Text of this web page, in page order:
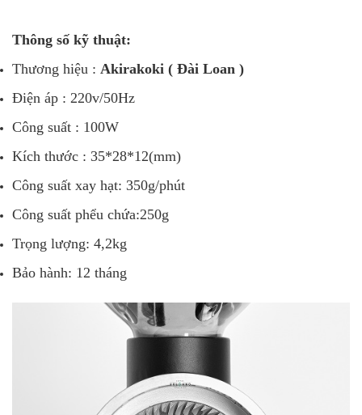
Thông số kỹ thuật:
Thương hiệu : Akirakoki ( Đài Loan )
Điện áp : 220v/50Hz
Công suất : 100W
Kích thước : 35*28*12(mm)
Công suất xay hạt: 350g/phút
Công suất phểu chứa:250g
Trọng lượng: 4,2kg
Bảo hành: 12 tháng